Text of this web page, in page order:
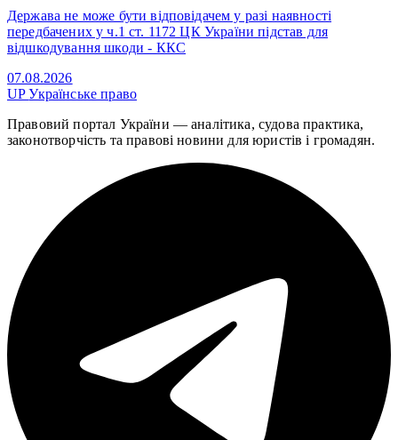
Держава не може бути відповідачем у разі наявності
передбачених у ч.1 ст. 1172 ЦК України підстав для
відшкодування шкоди - ККС
07.08.2026
UPУкраїнське право
Правовий портал України — аналітика, судова практика,
законотворчість та правові новини для юристів і громадян.